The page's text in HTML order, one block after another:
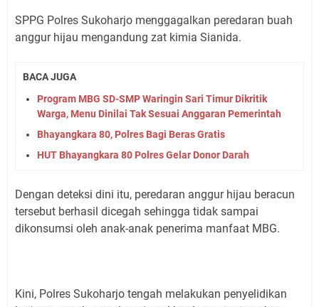
SPPG Polres Sukoharjo menggagalkan peredaran buah
anggur hijau mengandung zat kimia Sianida.
BACA JUGA
Program MBG SD-SMP Waringin Sari Timur Dikritik
Warga, Menu Dinilai Tak Sesuai Anggaran Pemerintah
Bhayangkara 80, Polres Bagi Beras Gratis
HUT Bhayangkara 80 Polres Gelar Donor Darah
Dengan deteksi dini itu, peredaran anggur hijau beracun
tersebut berhasil dicegah sehingga tidak sampai
dikonsumsi oleh anak-anak penerima manfaat MBG.
Kini, Polres Sukoharjo tengah melakukan penyelidikan